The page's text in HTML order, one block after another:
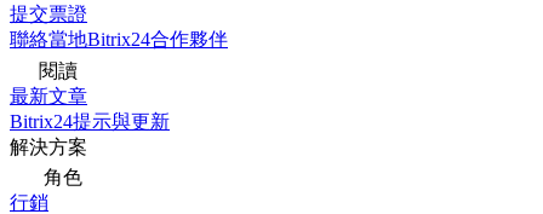
提交票證
聯絡當地Bitrix24合作夥伴
閱讀
最新文章
Bitrix24提示與更新
解決方案
角色
行銷